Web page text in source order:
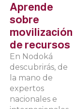
Aprende
sobre
movilización
de recursos
En Nodoká
descubrirás, de
la mano de
expertos
nacionales e